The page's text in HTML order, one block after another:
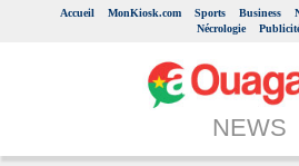
Accueil MonKiosk.com Sports Business
Nécrologie
NEWS